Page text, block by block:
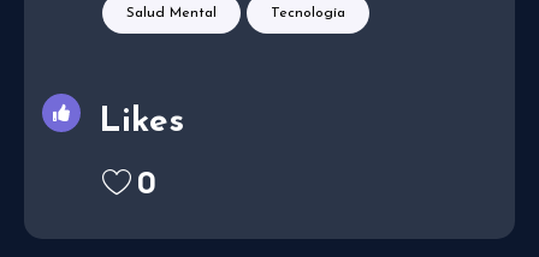
Salud Mental Tecnología
Likes
0